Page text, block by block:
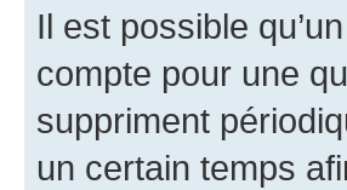
Il est possible
compte pour une
suppriment
un certain temps